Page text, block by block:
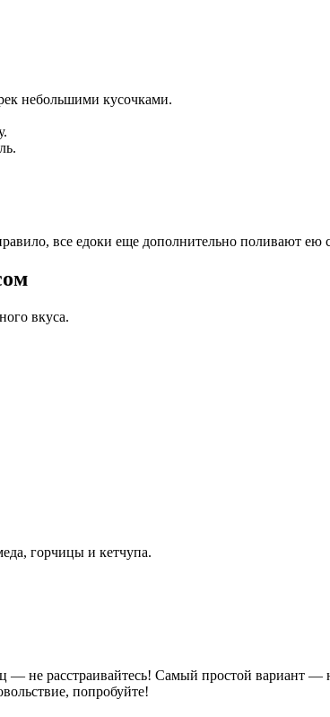
небольшими кусочками.
все едоки еще дополнительно поливают ею
вкуса.
горчицы и кетчупа.
— не расстраивайтесь! Самый простой вариант
попробуйте!